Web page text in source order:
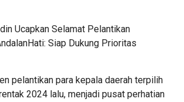
Ucapkan Selamat Pelantikan
Siap Dukung Prioritas
pelantikan para kepala daerah terpilih
2024 lalu, menjadi pusat perhatian